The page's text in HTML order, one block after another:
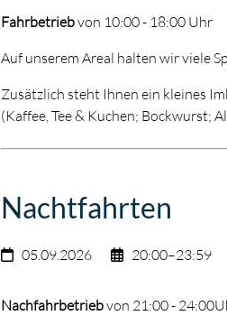
Fahrbetriebvon 10:00 - 18:00 Uhr
Auf unserem Areal halten wir viele
Zusätzlich steht Ihnen ein kleines
(Kaffee, Tee & Kuchen; Bockwurst;
Nachtfahrten
05.09.2026 20:00–23:59
Nachfahrbetriebvon 21:00 -